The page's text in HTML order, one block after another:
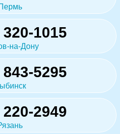
1015
на-Дону
5295
2949